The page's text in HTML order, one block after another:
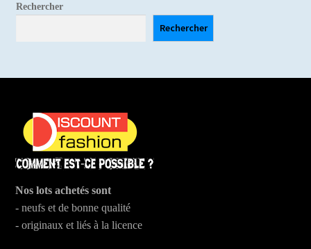
Rechercher
Rechercher
Nos lots achetés sont
- neufs et de bonne qualité
- originaux et liés à la licence